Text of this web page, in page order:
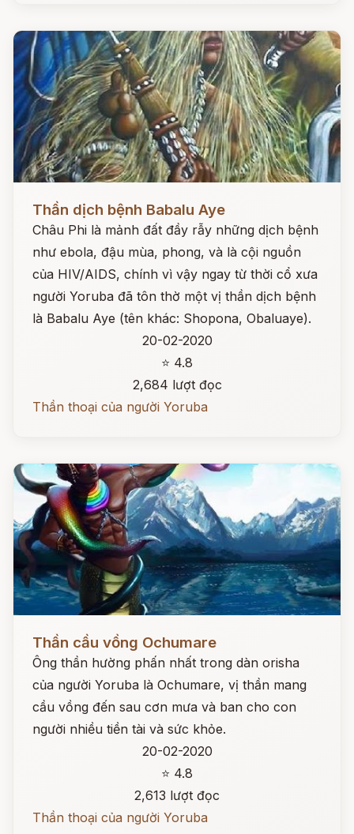
Đọc ngay
Thần dịch bệnh Babalu Aye
Châu Phi là mảnh đất đầy rẫy những dịch bệnh
như ebola, đậu mùa, phong, và là cội nguồn
của HIV/AIDS, chính vì vậy ngay từ thời cổ xưa
người Yoruba đã tôn thờ một vị thần dịch bệnh
là Babalu Aye (tên khác: Shopona, Obaluaye).
20-02-2020
⭐ 4.8
2,684 lượt đọc
Thần thoại của người Yoruba
Đọc ngay
Thần cầu vồng Ochumare
Ông thần hường phấn nhất trong dàn orisha
của người Yoruba là Ochumare, vị thần mang
cầu vồng đến sau cơn mưa và ban cho con
người nhiều tiền tài và sức khỏe.
20-02-2020
⭐ 4.8
2,613 lượt đọc
Thần thoại của người Yoruba